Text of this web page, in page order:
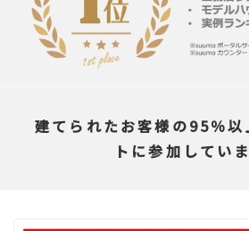
建てられたお客様の95％以
トに参加してい